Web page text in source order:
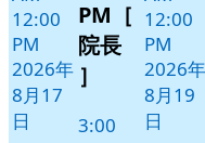
12:00
PM
2026年
8月17
日
月
18
日
イ
ベ
PM［
院長
］
3:00
12:00
PM
2026年
8月19
日